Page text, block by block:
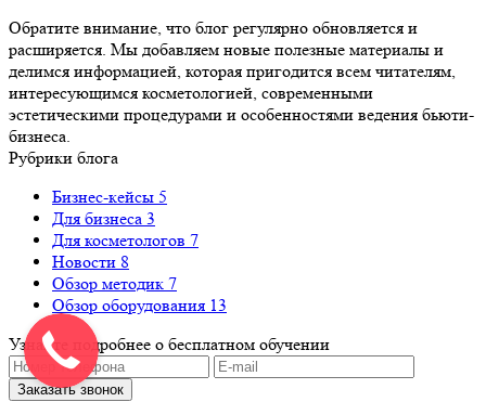
Обратите внимание, что блог регулярно обновляется и
расширяется. Мы добавляем новые полезные материалы и
делимся информацией, которая пригодится всем читателям,
интересующимся косметологией, современными
эстетическими процедурами и особенностями ведения бьюти-
бизнеса.
Рубрики блога
Бизнес-кейсы 5
Для бизнеса 3
Для косметологов 7
Новости 8
Обзор методик 7
Обзор оборудования 13
Узнайте подробнее о бесплатном обучении